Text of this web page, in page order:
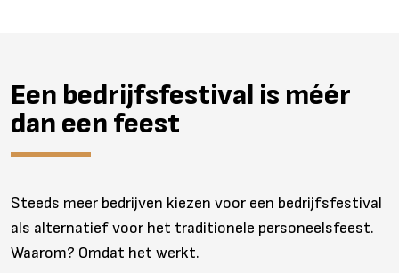
Een bedrijfsfestival is méér
dan een feest
Steeds meer bedrijven kiezen voor een bedrijfsfestival
als alternatief voor het traditionele personeelsfeest.
Waarom? Omdat het werkt.